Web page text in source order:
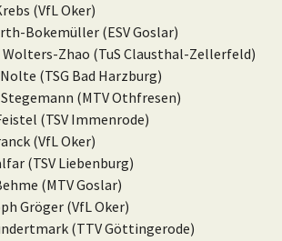
(VfL Oker)
Bokemüller (ESV Goslar)
Wolters-Zhao (TuS Clausthal-Zellerfeld)
Nolte (TSG Bad Harzburg)
(MTV Othfresen)
(TSV Immenrode)
(VfL Oker)
(TSV Liebenburg)
(MTV Goslar)
Gröger (VfL Oker)
(TTV Göttingerode)